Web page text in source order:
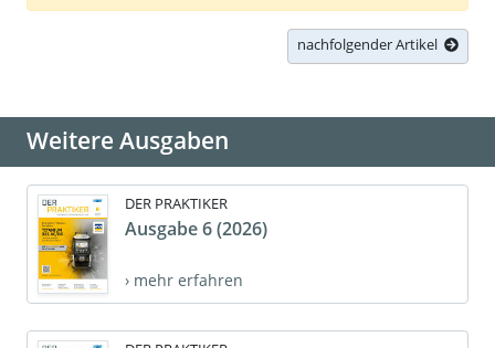
nachfolgender Artikel
Weitere Ausgaben
DER PRAKTIKER
Ausgabe 6 (2026)
› mehr erfahren